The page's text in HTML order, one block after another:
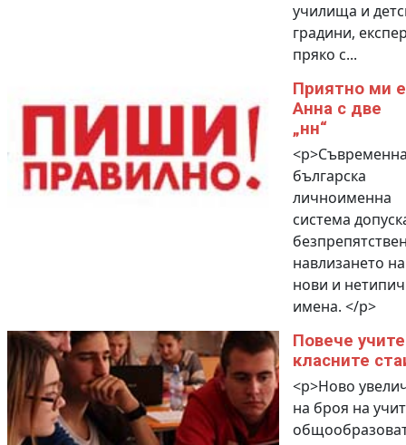
училища и
градини,
пряко с...
Приятно ми
Анна с две
„нн“
българска
личноименна
система
навлизането на
нови и
имена. </p>
Повече
класните
<p>Ново
на броя на